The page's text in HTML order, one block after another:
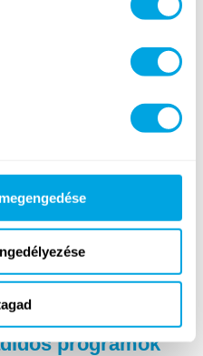
DJ
programok